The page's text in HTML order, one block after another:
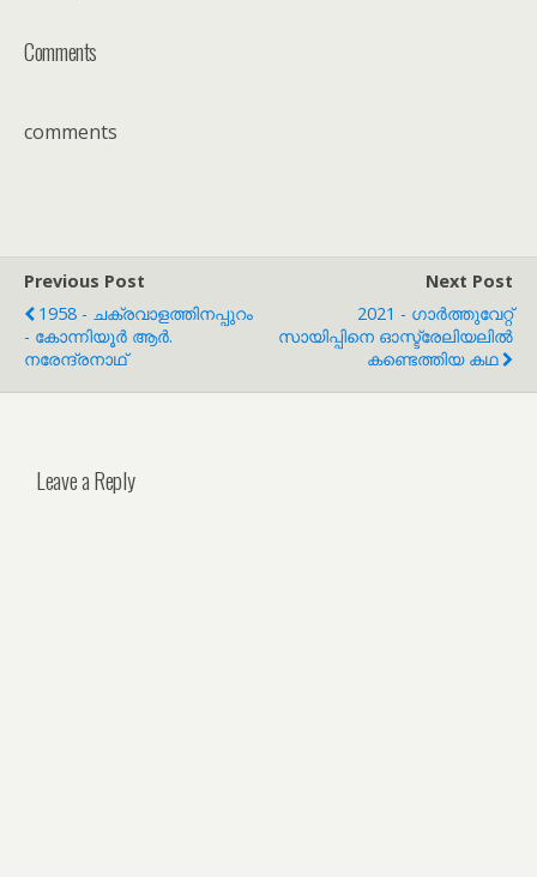
Comments
comments
Previous Post
1958 - ചക്രവാളത്തിനപ്പുറം
- കോന്നിയൂർ ആർ.
നരേന്ദ്രനാഥ്
Next Post
2021 - ഗാർത്തുവേറ്റ്
സായിപ്പിനെ ഓസ്ട്രേലിയലിൽ
കണ്ടെത്തിയ കഥ
Leave a Reply